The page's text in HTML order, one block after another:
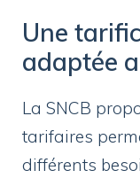
Une
adaptée
La SNCB
tarifaires
différents